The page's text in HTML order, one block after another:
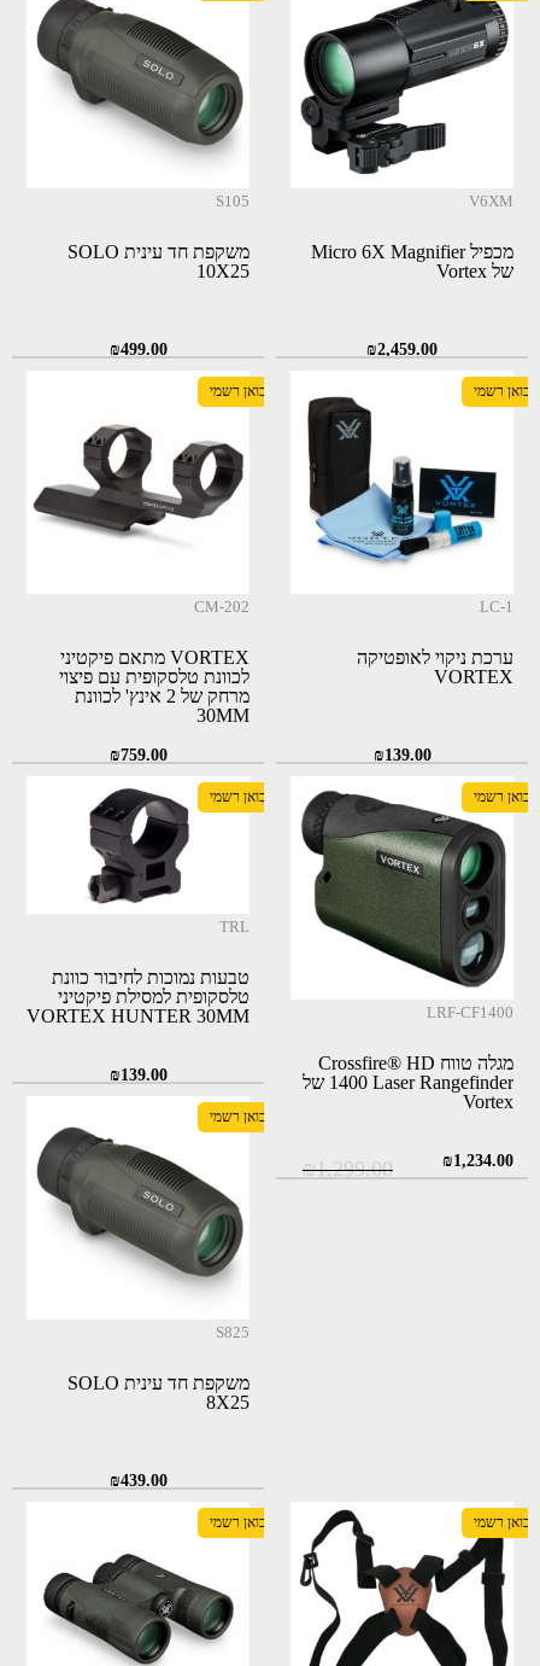
V6XM
מכפיל Micro 6X Magnifier
של Vortex
₪2,459.00
S105
משקפת חד עינית SOLO
10X25
₪499.00
יבואן רשמי
LC-1
ערכת ניקוי לאופטיקה
VORTEX
₪139.00
יבואן רשמי
CM-202
VORTEX מתאם פיקטיני
לכוונת טלסקופית עם פיצוי
מרחק של 2 אינץ' לכוונת
30MM
₪759.00
יבואן רשמי
LRF-CF1400
מגלה טווח Crossfire® HD
1400 Laser Rangefinder של
Vortex
₪1,299.00
המחיר
₪1,234.00
המחיר
יבואן רשמי
TRL
טבעות נמוכות לחיבור כוונת
טלסקופית למסילת פיקטיני
VORTEX HUNTER 30MM
₪139.00
יבואן רשמי
S825
משקפת חד עינית SOLO
8X25
₪439.00
יבואן רשמי יבואן רשמי